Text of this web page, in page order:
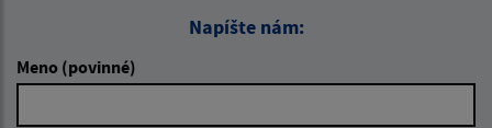
Napíšte nám:
Meno (povinné)